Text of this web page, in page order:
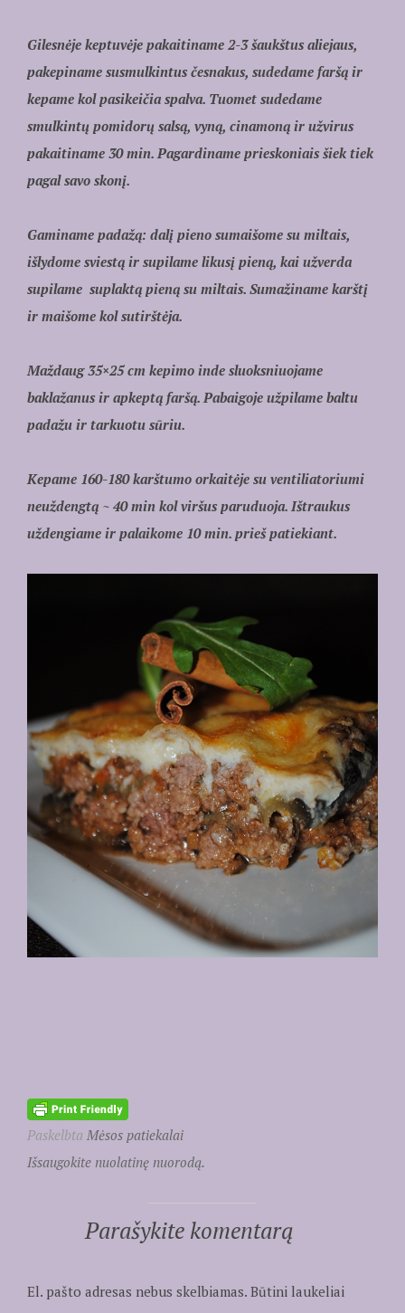
Gilesnėje keptuvėje pakaitiname 2-3 šaukštus aliejaus,
pakepiname susmulkintus česnakus, sudedame faršą ir
kepame kol pasikeičia spalva. Tuomet sudedame
smulkintų pomidorų salsą, vyną, cinamoną ir užvirus
pakaitiname 30 min. Pagardiname prieskoniais šiek tiek
pagal savo skonį.
Gaminame padažą: dalį pieno sumaišome su miltais,
išlydome sviestą ir supilame likusį pieną, kai užverda
supilame suplaktą pieną su miltais. Sumažiname karštį
ir maišome kol sutirštėja.
Maždaug 35×25 cm kepimo inde sluoksniuojame
baklažanus ir apkeptą faršą. Pabaigoje užpilame baltu
padažu ir tarkuotu sūriu.
Kepame 160-180 karštumo orkaitėje su ventiliatoriumi
neuždengtą ~ 40 min kol viršus paruduoja. Ištraukus
uždengiame ir palaikome 10 min. prieš patiekiant.
Paskelbta Mėsos patiekalai
Išsaugokite nuolatinę nuorodą.
Parašykite komentarą
El. pašto adresas nebus skelbiamas. Būtini laukeliai